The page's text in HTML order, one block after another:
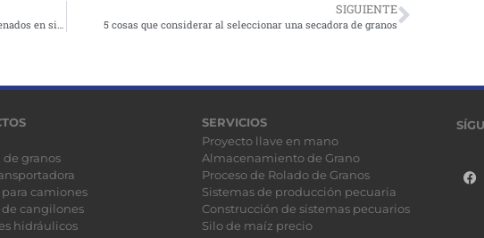
SIGUIENTE
5 cosas que considerar al seleccionar una secadora de granos
de granos
para camiones
de cangilones
hidráulicos
SERVICIOS
Proyecto llave en mano
Almacenamiento de Grano
Proceso de Rolado de Granos
Sistemas de producción pecuaria
Construcción de sistemas pecuarios
Silo de maíz precio